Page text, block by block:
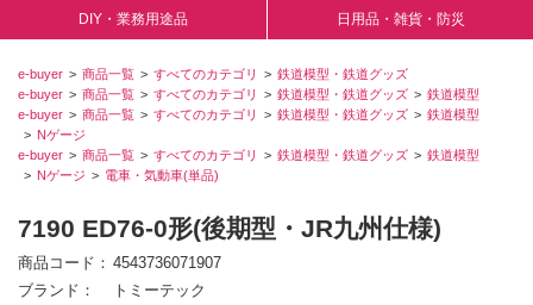
DIY・業務用途品 日用品・雑貨・防災
e-buyer 商品一覧 すべてのカテゴリ
鉄道模型・鉄道グッズ
e-buyer
商品一覧 すべてのカテゴリ 鉄道模型・鉄道グッズ
鉄道模型
e-buyer
商品一覧 すべてのカテゴリ 鉄道模型・鉄道グッズ
鉄道模型
Nゲージ
e-buyer
商品一覧 すべてのカテゴリ 鉄道模型・鉄道グッズ
鉄道模型
Nゲージ
電車・気動車(単品)
7190 ED76-0形(後期型・JR九州仕様)
商品コード
4543736071907
ブランド
トミーテック